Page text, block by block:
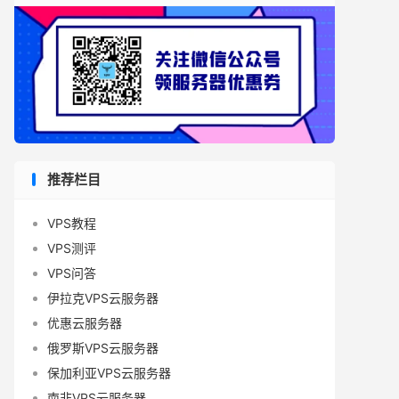
推荐栏目
VPS教程
VPS测评
VPS问答
伊拉克VPS云服务器
优惠云服务器
俄罗斯VPS云服务器
保加利亚VPS云服务器